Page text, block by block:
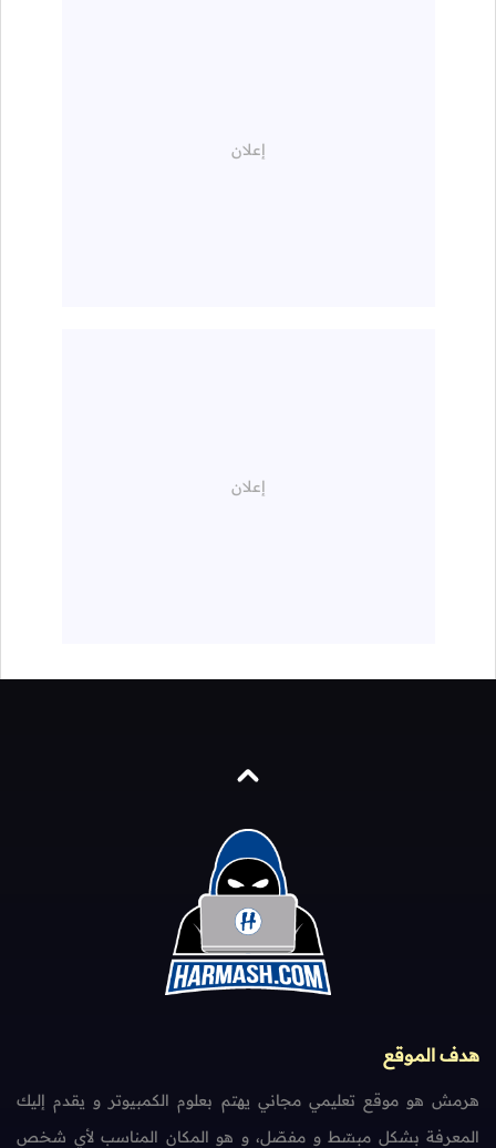
هدف الموقع
هرمش هو موقع تعليمي مجاني يهتم بعلوم الكمبيوتر و يقدم إليك
المعرفة بشكل مبسّط و مفصّل، و هو المكان المناسب لأي شخص